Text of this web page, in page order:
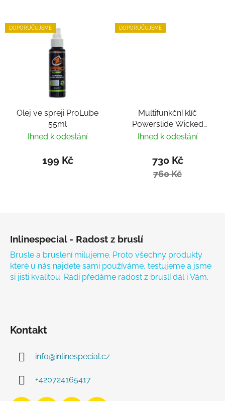
DOPORUČUJEME
Olej ve spreji ProLube
55ml
Ihned k odeslání
199 Kč
DOPORUČUJEME
Multifunkční klíč
Powerslide Wicked
Hardcore Tool
Ihned k odeslání
730 Kč
760 Kč
Inlinespecial - Radost z bruslí
Brusle a bruslení milujeme. Proto všechny produkty
které u nás najdete sami používáme, testujeme a jsme
si jisti kvalitou. Rádi předáme radost z bruslí dál i Vám.
Kontakt
info@inlinespecial.cz
+420724165417